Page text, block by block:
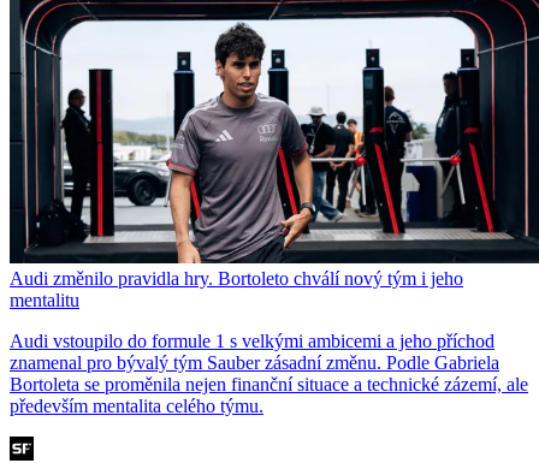
Audi změnilo pravidla hry. Bortoleto chválí nový tým i jeho
mentalitu
Audi vstoupilo do formule 1 s velkými ambicemi a jeho příchod
znamenal pro bývalý tým Sauber zásadní změnu. Podle Gabriela
Bortoleta se proměnila nejen finanční situace a technické zázemí, ale
především mentalita celého týmu.